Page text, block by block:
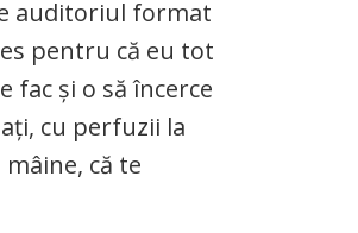
auditoriul format
pentru că eu tot
fac și o să încerce
cu perfuzii la
că te